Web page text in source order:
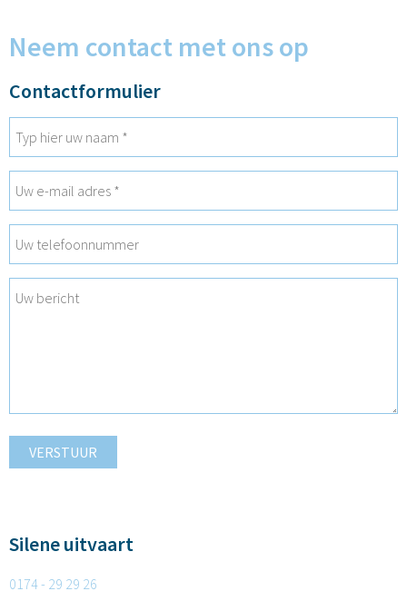
Neem contact met ons op
Contactformulier
VERSTUUR
Silene uitvaart
0174 - 29 29 26